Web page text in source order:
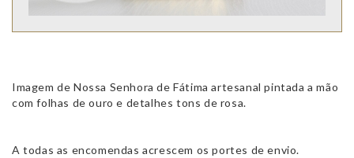
Imagem de Nossa Senhora de Fátima artesanal pintada a mão
com folhas de ouro e detalhes tons de rosa.
A todas as encomendas acrescem os portes de envio.